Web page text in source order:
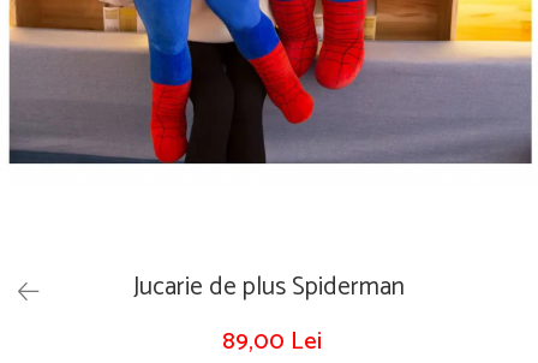
Puzzle
Tablite, Litere si Cifre
Jucarie de plus Spiderman
89,00 Lei